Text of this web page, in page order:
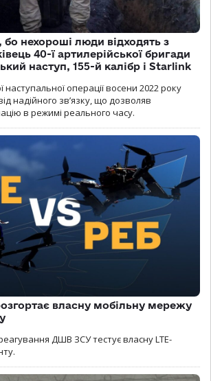
бо нехороші люди відходять з
40-ї артилерійської бригади
наступ, 155-й калібр і Starlink
наступальної операції восени 2022 року
надійного зв’язку, що дозволяв
в режимі реального часу.
власну мобільну мережу
ДШВ ЗСУ тестує власну LTE-